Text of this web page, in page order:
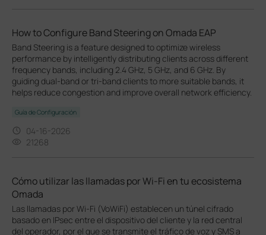
How to Configure Band Steering on Omada EAP
Band Steering is a feature designed to optimize wireless
performance by intelligently distributing clients across different
frequency bands, including 2.4 GHz, 5 GHz, and 6 GHz. By
guiding dual-band or tri-band clients to more suitable bands, it
helps reduce congestion and improve overall network efficiency.
Guía de Configuración
04-16-2026
21268
Cómo utilizar las llamadas por Wi-Fi en tu ecosistema
Omada
Las llamadas por Wi-Fi (VoWiFi) establecen un túnel cifrado
basado en IPsec entre el dispositivo del cliente y la red central
del operador, por el que se transmite el tráfico de voz y SMS a